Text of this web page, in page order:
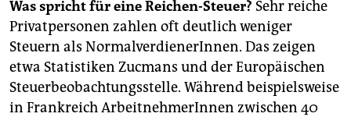
Was spricht für eine Reichen-Steuer? Sehr reiche
Privatpersonen zahlen oft deutlich weniger
Steuern als NormalverdienerInnen. Das zeigen
etwa Statistiken Zucmans und der Europäischen
Steuerbeobachtungsstelle. Während beispielsweise
in Frankreich ArbeitnehmerInnen zwischen 40